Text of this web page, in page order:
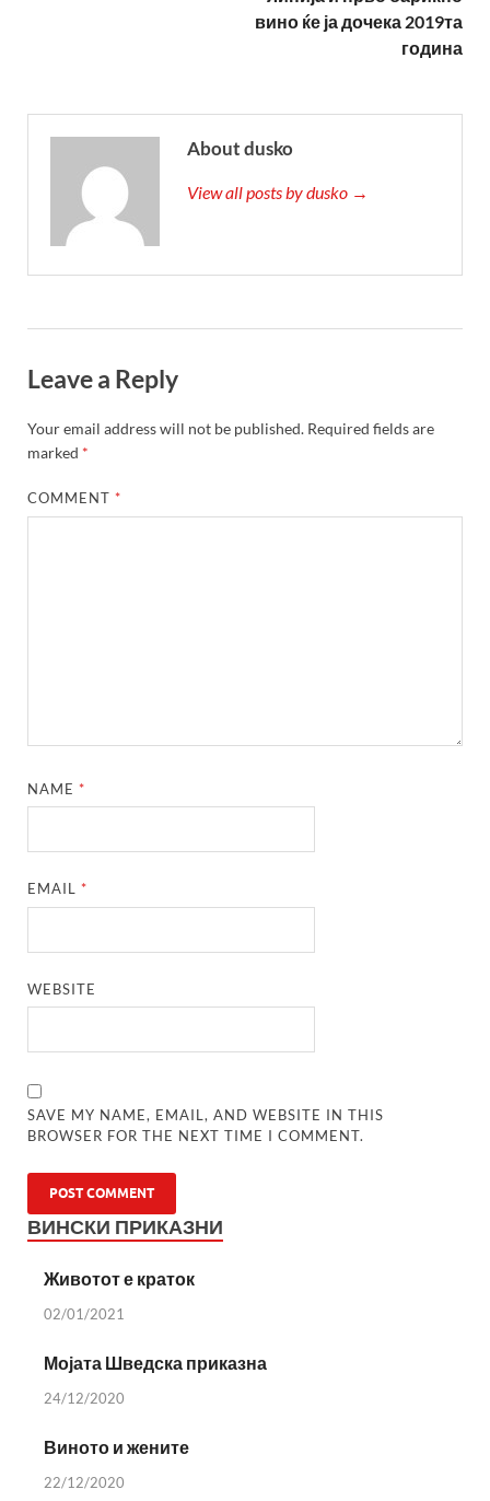
вино ќе ја дочека 2019та
година
About dusko
View all posts by dusko →
Leave a Reply
Your email address will not be published. Required fields are
marked *
COMMENT*
NAME*
EMAIL*
WEBSITE
SAVE MY NAME, EMAIL, AND WEBSITE IN THIS
BROWSER FOR THE NEXT TIME I COMMENT.
ВИНСКИ ПРИКАЗНИ
Животот е краток
02/01/2021
Мојата Шведска приказна
24/12/2020
Виното и жените
22/12/2020